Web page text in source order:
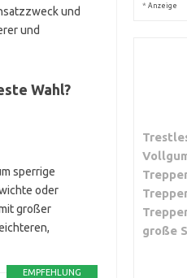
und
und
Wahl?
sperrige
oder
großer
EMPFEHLUNG
* Anzeige
große